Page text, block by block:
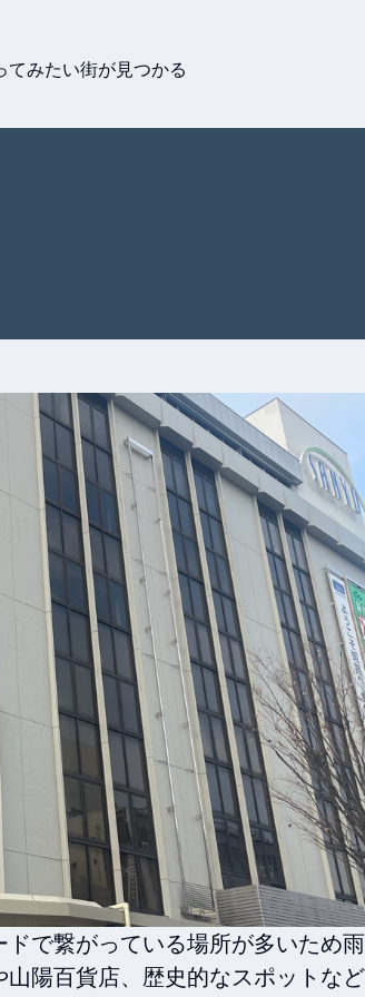
みたい街が見つかる
で繋がっている場所が多いため
陽百貨店、歴史的なスポットな